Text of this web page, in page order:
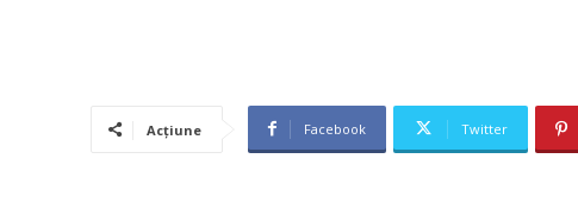
Acțiune Facebook Twitter